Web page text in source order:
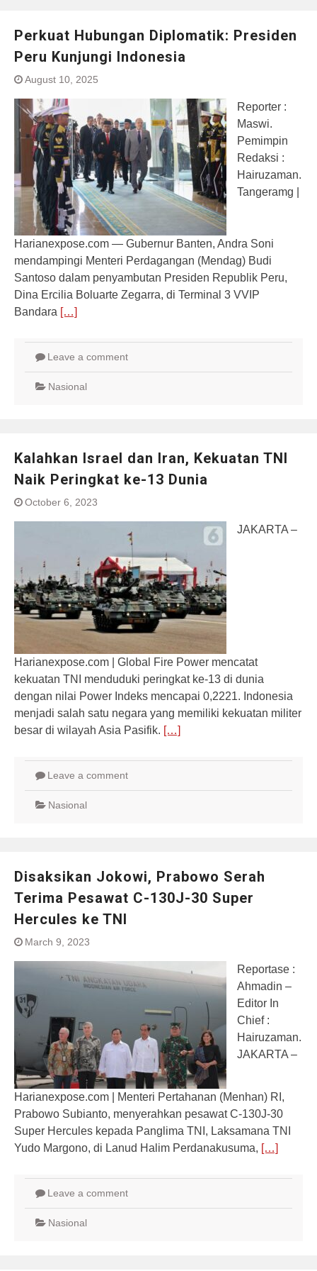
Perkuat Hubungan Diplomatik: Presiden
Peru Kunjungi Indonesia
August 10, 2025
Reporter :
Maswi.
Pemimpin
Redaksi :
Hairuzaman.
Tangeramg |
Harianexpose.com — Gubernur Banten, Andra Soni
mendampingi Menteri Perdagangan (Mendag) Budi
Santoso dalam penyambutan Presiden Republik Peru,
Dina Ercilia Boluarte Zegarra, di Terminal 3 VVIP
Bandara […]
Leave a comment
Nasional
Kalahkan Israel dan Iran, Kekuatan TNI
Naik Peringkat ke-13 Dunia
October 6, 2023
JAKARTA –
Harianexpose.com | Global Fire Power mencatat
kekuatan TNI menduduki peringkat ke-13 di dunia
dengan nilai Power Indeks mencapai 0,2221. Indonesia
menjadi salah satu negara yang memiliki kekuatan militer
besar di wilayah Asia Pasifik. […]
Leave a comment
Nasional
Disaksikan Jokowi, Prabowo Serah
Terima Pesawat C-130J-30 Super
Hercules ke TNI
March 9, 2023
Reportase :
Ahmadin –
Editor In
Chief :
Hairuzaman.
JAKARTA –
Harianexpose.com | Menteri Pertahanan (Menhan) RI,
Prabowo Subianto, menyerahkan pesawat C-130J-30
Super Hercules kepada Panglima TNI, Laksamana TNI
Yudo Margono, di Lanud Halim Perdanakusuma, […]
Leave a comment
Nasional